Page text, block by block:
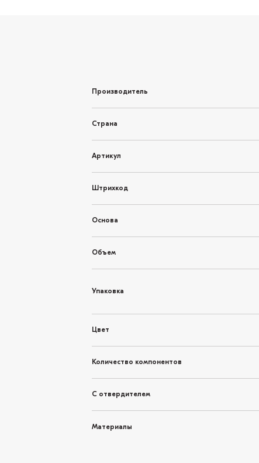
Производитель
Страна
Артикул
Штрихкод
Основа
Объем
Упаковка
Цвет
Количество компонентов
С отвердителем
Материалы